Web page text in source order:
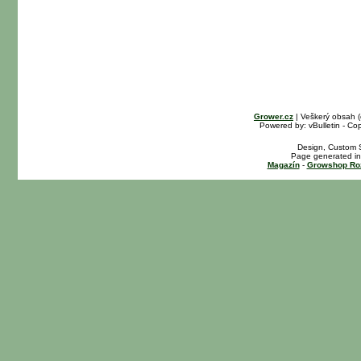
Grower.cz | Veškerý obsah
Powered by: vBulletin -
Design, Custom
Page generated
Magazín- Growshop